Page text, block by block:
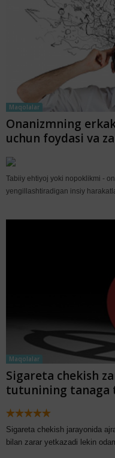
Maqolalar
Onanizmning
uchun foydasi va
sabablari
Tabiiy ehtiyoj yoki nopoklikmi -
yengillashtiradigan insiy
Maqolalar
Sigareta chekish
tutunining tanaga
Sigareta chekish jarayonida
bilan zarar yetkazadi lekin